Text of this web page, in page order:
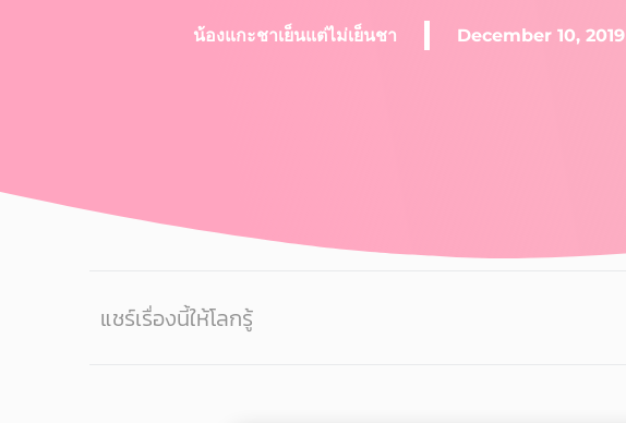
น้องแกะชาเย็นแต่ไม่เย็นชา December 10, 2019
แชร์เรื่องนี้ให้โลกรู้